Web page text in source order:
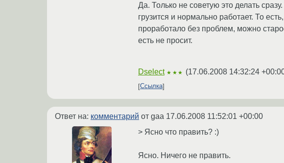
Да. Только не советую это делать
грузится и нормально работает. То
проработало без проблем, можно
есть не просит.
Dselect ★★★ (17.06.2008 14:32:24
Ссылка
Ответ на: комментарий от gaa 17.06.2008 11:52:01 +00:00
> Ясно что править? :)
Ясно. Ничего не править.